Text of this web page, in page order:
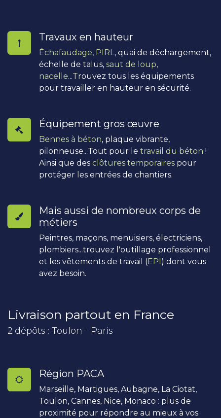
Travaux en hauteur
Échafaudage, PIRL, quai de déchargement,
échelle de talus, saut de loup,
nacelle...Trouvez tous les équipements
pour travailler en hauteur en sécurité.
Équipement gros œuvre
Bennes à béton, plaque vibrante,
pilonneuse...Tout pour le travail du béton !
Ainsi que des clôtures temporaires pour
protéger les entrées de chantiers.
Mais aussi de nombreux corps de
métiers
Peintres, maçons, menuisiers, électriciens,
plombiers...trouvez l'outillage professionnel
et les vêtements de travail (EPI) dont vous
avez besoin.
Livraison partout en France
2 dépôts : Toulon - Paris
Région PACA
Marseille, Martigues, Aubagne, La Ciotat,
Toulon, Cannes, Nice, Monaco : plus de
proximité pour répondre au mieux à vos